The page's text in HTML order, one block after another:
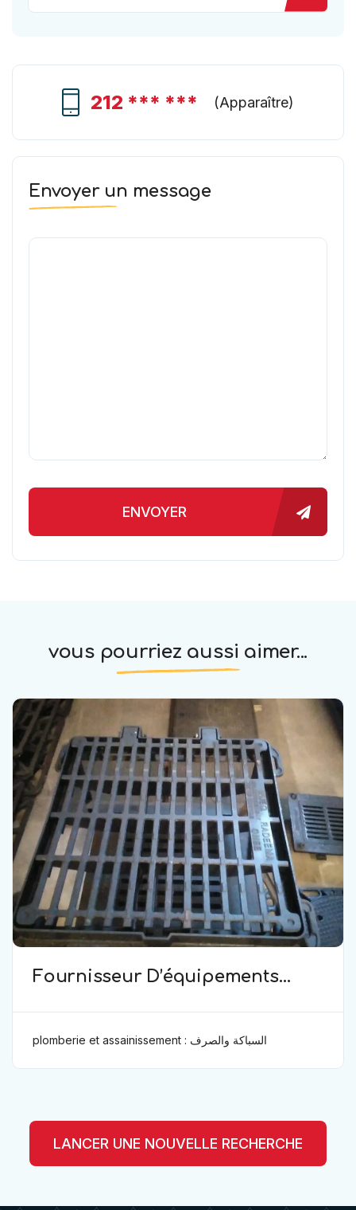
212 *** *** (Apparaître)
Envoyer un message
ENVOYER
vous pourriez aussi aimer...
Fournisseur D’équipements
plomberie et assainissement : السباكة والصرف
LANCER UNE NOUVELLE RECHERCHE